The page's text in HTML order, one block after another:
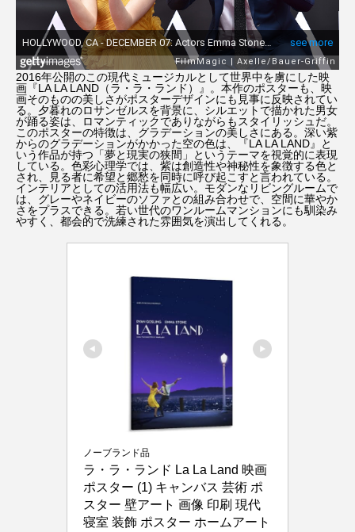
2016年公開のこの現代ミュージカルとして世界中を虜にした映
画『LA LA LAND（ラ・ラ・ランド）』。本作のポスターも、映
画そのものの美しさがポスターデザインにも見事に反映されてい
る。夕暮れのロサンゼルスを背景に、シルエットで描かれた男女
が踊る姿は、ロマンティックでありながらもスタイリッシュだ。
このポスターの特徴は、グラデーションの美しさにある。深い紫
からのグラデーションがかかった空の色は、『LA LA LAND』と
いう作品が持つ「夢と現実の狭間」というテーマを視覚的に表現
している。色彩心理学では、紫は創造性や神秘性を象徴する色と
され、見る者に希望と郷愁を同時に呼び起こすと言われている。
インテリアとしての活用法も幅広い。モダンなリビングルームで
は、グレーやネイビーのソファとの組み合わせで、空間に華やか
さをプラスできる。若い世代のワンルームマンションにも馴染み
やすく、都会的で洗練された雰囲気を演出してくれる。
ノーブランド品
ラ・ラ・ランド La La Land 映画
ポスター (1) キャンバス 芸術 ポ
スター 壁アート 画像 印刷 現代
寝室 装飾 ポスター ホームアート